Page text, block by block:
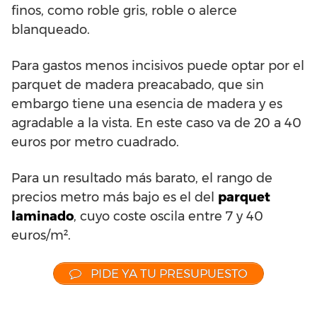
finos, como roble gris, roble o alerce
blanqueado.
Para gastos menos incisivos puede optar por el
parquet de madera preacabado, que sin
embargo tiene una esencia de madera y es
agradable a la vista. En este caso va de 20 a 40
euros por metro cuadrado.
Para un resultado más barato, el rango de
precios metro más bajo es el del parquet
laminado, cuyo coste oscila entre 7 y 40
euros/m².
PIDE YA TU PRESUPUESTO